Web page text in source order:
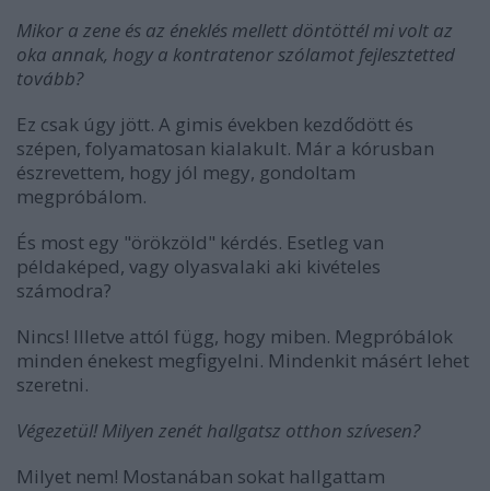
Mikor a zene és az éneklés mellett döntöttél mi volt az
oka annak, hogy a kontratenor szólamot fejlesztetted
tovább?
Ez csak úgy jött. A gimis években kezdődött és
szépen, folyamatosan kialakult. Már a kórusban
észrevettem, hogy jól megy, gondoltam
megpróbálom.
És most egy "örökzöld" kérdés. Esetleg van
példaképed, vagy olyasvalaki aki kivételes
számodra?
Nincs! Illetve attól függ, hogy miben. Megpróbálok
minden énekest megfigyelni. Mindenkit másért lehet
szeretni.
Végezetül! Milyen zenét hallgatsz otthon szívesen?
Milyet nem! Mostanában sokat hallgattam